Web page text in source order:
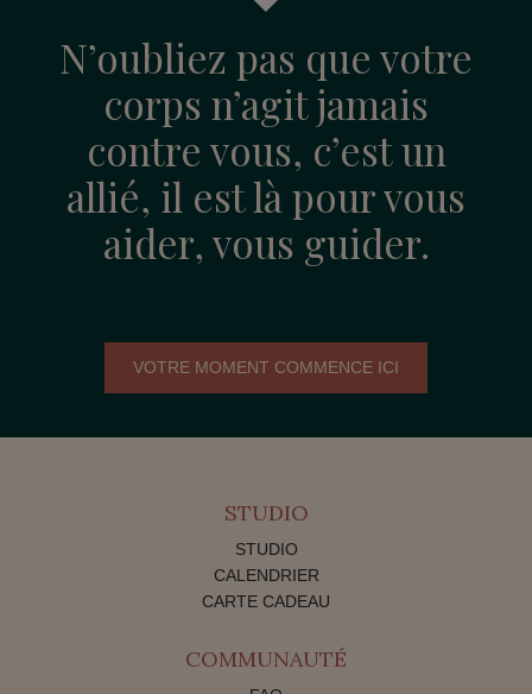
N’oubliez pas que votre
corps n’agit jamais
contre vous, c’est un
allié, il est là pour vous
aider, vous guider.
VOTRE MOMENT COMMENCE ICI
STUDIO
STUDIO
CALENDRIER
CARTE CADEAU
COMMUNAUTÉ